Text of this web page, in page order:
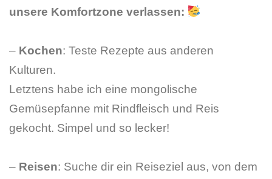
unsere Komfortzone verlassen:
– Kochen: Teste Rezepte aus anderen
Kulturen.
Letztens habe ich eine mongolische
Gemüsepfanne mit Rindfleisch und Reis
gekocht. Simpel und so lecker!
– Reisen: Suche dir ein Reiseziel aus, von dem